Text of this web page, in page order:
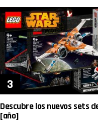
Descubre los nuevos sets
[año]